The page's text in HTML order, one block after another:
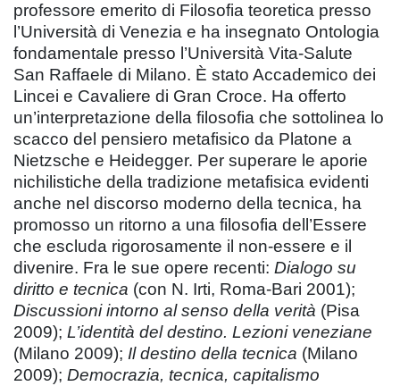
professore emerito di Filosofia teoretica presso
l’Università di Venezia e ha insegnato Ontologia
fondamentale presso l’Università Vita-Salute
San Raffaele di Milano. È stato Accademico dei
Lincei e Cavaliere di Gran Croce. Ha offerto
un’interpretazione della filosofia che sottolinea lo
scacco del pensiero metafisico da Platone a
Nietzsche e Heidegger. Per superare le aporie
nichilistiche della tradizione metafisica evidenti
anche nel discorso moderno della tecnica, ha
promosso un ritorno a una filosofia dell’Essere
che escluda rigorosamente il non-essere e il
divenire. Fra le sue opere recenti: Dialogo su
diritto e tecnica (con N. Irti, Roma-Bari 2001);
Discussioni intorno al senso della verità (Pisa
2009); L’identità del destino. Lezioni veneziane
(Milano 2009); Il destino della tecnica (Milano
2009); Democrazia, tecnica, capitalismo